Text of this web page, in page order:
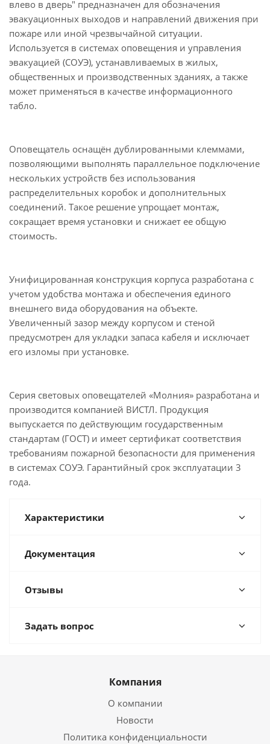
влево в дверь" предназначен для обозначения
эвакуационных выходов и направлений движения при
пожаре или иной чрезвычайной ситуации.
Используется в системах оповещения и управления
эвакуацией (СОУЭ), устанавливаемых в жилых,
общественных и производственных зданиях, а также
может применяться в качестве информационного
табло.
Оповещатель оснащён дублированными клеммами,
позволяющими выполнять параллельное подключение
нескольких устройств без использования
распределительных коробок и дополнительных
соединений. Такое решение упрощает монтаж,
сокращает время установки и снижает ее общую
стоимость.
Унифицированная конструкция корпуса разработана с
учетом удобства монтажа и обеспечения единого
внешнего вида оборудования на объекте.
Увеличенный зазор между корпусом и стеной
предусмотрен для укладки запаса кабеля и исключает
его изломы при установке.
Серия световых оповещателей «Молния» разработана и
производится компанией ВИСТЛ. Продукция
выпускается по действующим государственным
стандартам (ГОСТ) и имеет сертификат соответствия
требованиям пожарной безопасности для применения
в системах СОУЭ. Гарантийный срок эксплуатации 3
года.
Характеристики
Документация
Отзывы
Задать вопрос
Компания
О компании
Новости
Политика конфиденциальности